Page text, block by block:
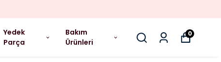
Yedek
Parça
Bakım
Ürünleri
0